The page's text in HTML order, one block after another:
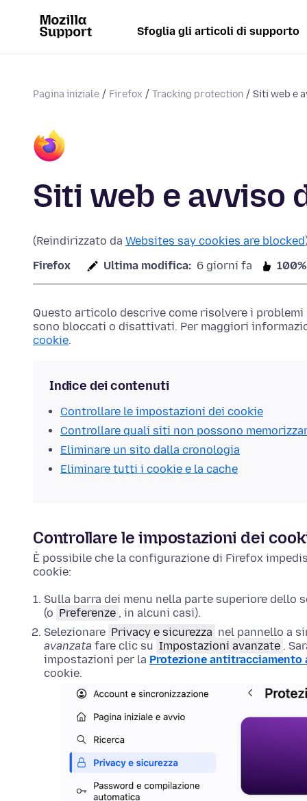
Sfoglia gli articoli di supporto
Pagina iniziale Firefox Tracking protection Siti web e
Siti web e avviso
(Reindirizzato da Websites say cookies are blocked
Firefox
Ultima modifica: 6 giorni fa 100%
Questo articolo descrive come risolvere i
sono bloccati o disattivati. Per maggiori
cookie.
Indice dei contenuti
Controllare le impostazioni dei cookie
Controllare quali siti non possono
Eliminare un sito dalla cronologia
Eliminare tutti i cookie e la cache
Controllare le impostazioni dei
È possibile che la configurazione di Firefox
cookie:
Sulla barra dei menu nella parte superiore dello
(o Preferenze , in alcuni casi).
Selezionare Privacy e sicurezza nel pannello a
avanzata fare clic su Impostazioni avanzate .
impostazioni per la Protezione antitracciamento
cookie.